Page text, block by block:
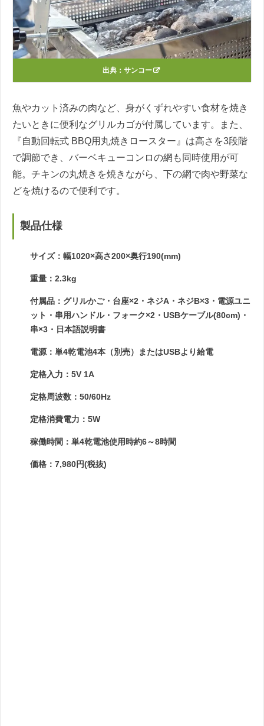
出典： サンコー
魚やカット済みの肉など、身がくずれやすい食材を焼き
たいときに便利なグリルカゴが付属しています。また、
『自動回転式 BBQ用丸焼きロースター』は高さを3段階
で調節でき、バーベキューコンロの網も同時使用が可
能。チキンの丸焼きを焼きながら、下の網で肉や野菜な
どを焼けるので便利です。
製品仕様
サイズ：幅1020×高さ200×奥行190(mm)
重量：2.3kg
付属品：グリルかご・台座×2・ネジA・ネジB×3・電源ユニ
ット・串用ハンドル・フォーク×2・USBケーブル(80cm)・
串×3・日本語説明書
電源：単4乾電池4本（別売）またはUSBより給電
定格入力：5V 1A
定格周波数：50/60Hz
定格消費電力：5W
稼働時間：単4乾電池使用時約6～8時間
価格：7,980円(税抜)